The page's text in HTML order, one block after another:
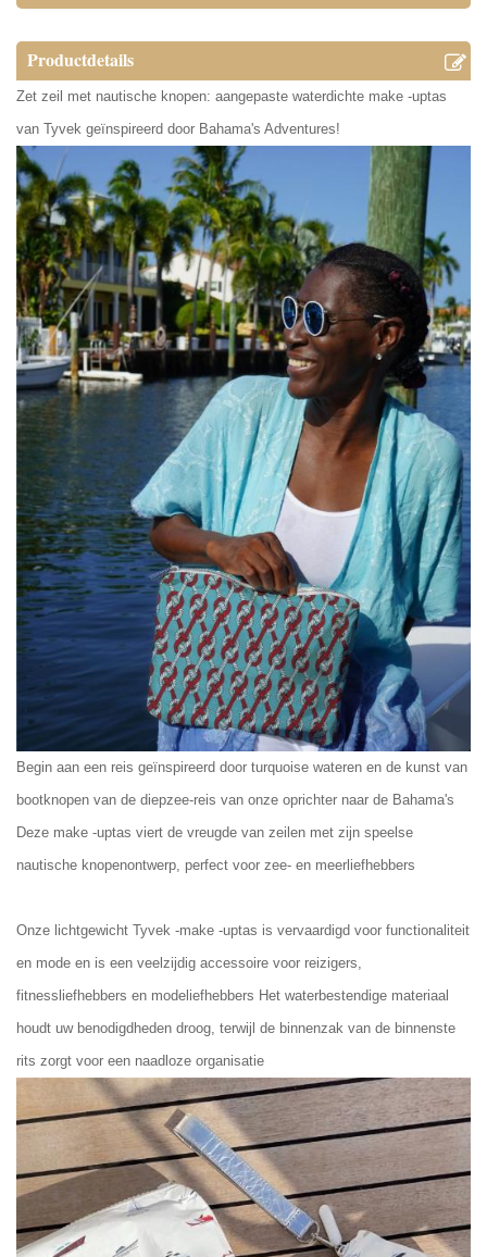
Productdetails
Zet zeil met nautische knopen: aangepaste waterdichte make -uptas
van Tyvek geïnspireerd door Bahama's Adventures!
Begin aan een reis geïnspireerd door turquoise wateren en de kunst van
bootknopen van de diepzee-reis van onze oprichter naar de Bahama's
Deze make -uptas viert de vreugde van zeilen met zijn speelse
nautische knopenontwerp, perfect voor zee- en meerliefhebbers
Onze lichtgewicht Tyvek -make -uptas is vervaardigd voor functionaliteit
en mode en is een veelzijdig accessoire voor reizigers,
fitnessliefhebbers en modeliefhebbers Het waterbestendige materiaal
houdt uw benodigdheden droog, terwijl de binnenzak van de binnenste
rits zorgt voor een naadloze organisatie